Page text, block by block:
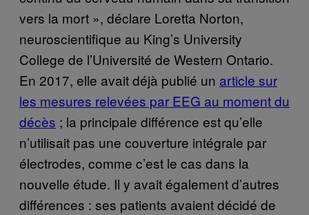
vers la mort », déclare Loretta Norton,
neuroscientifique au King’s University
College de l’Université de Western Ontario.
En 2017, elle avait déjà publié un article sur
les mesures relevées par EEG au moment du
décès ; la principale différence est qu’elle
n’utilisait pas une couverture intégrale par
électrodes, comme c’est le cas dans la
nouvelle étude. Il y avait également d’autres
différences : ses patients avaient décidé de